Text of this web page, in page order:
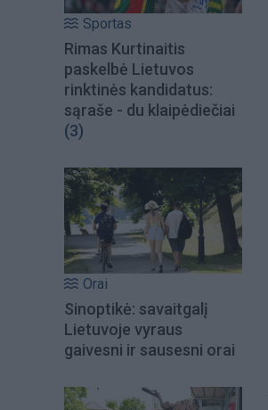
Sportas
Rimas Kurtinaitis
paskelbė Lietuvos
rinktinės kandidatus:
sąraše - du klaipėdiečiai
(3)
Orai
Sinoptikė: savaitgalį
Lietuvoje vyraus
gaivesni ir sausesni orai